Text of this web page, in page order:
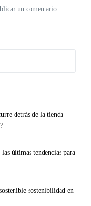
un comentario.
detrás de la tienda
últimas tendencias para
sostenibilidad en